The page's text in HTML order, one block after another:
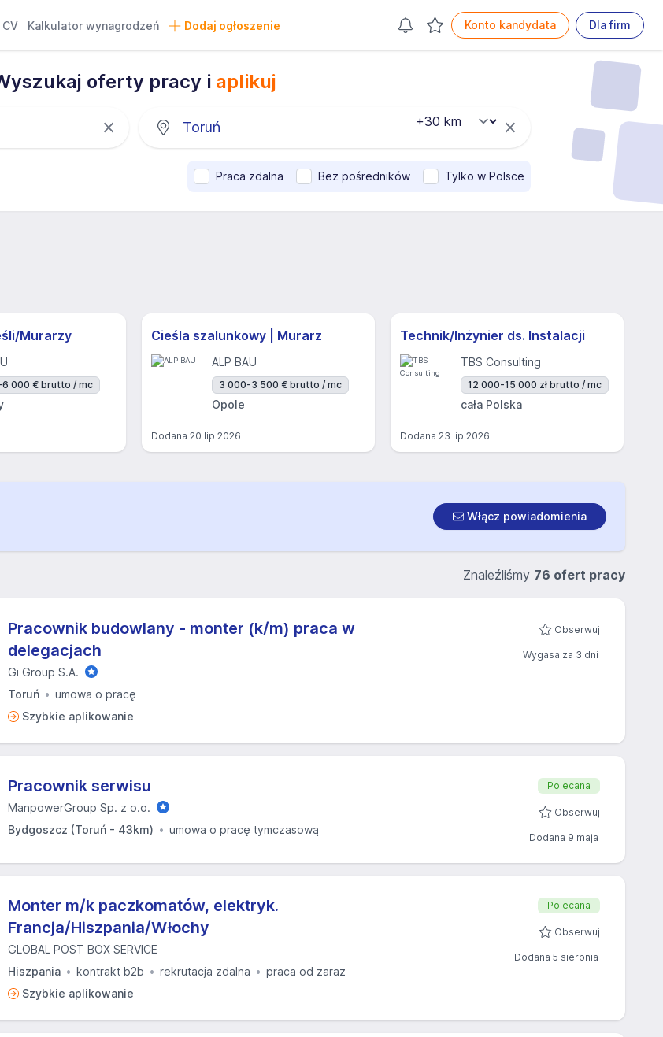
Kalkulator wynagrodzeń Dodaj ogłoszenie Konto kandydata Dla firm
oferty pracy i aplikuj
Praca zdalna Bez pośredników Tylko w Polsce
Murarzy
000 € brutto / mc
Cieśla szalunkowy | Murarz
ALP BAU
3 000-3 500 € brutto / mc
Opole
Dodana 20 lip 2026
Technik/Inżynier ds. Instalacji
TBS Consulting
12 000-15 000 zł brutto / mc
cała Polska
Dodana 23 lip 2026
Włącz powiadomienia
Znaleźliśmy 76 ofert pracy
Pracownik budowlany - monter (k/m) praca w
delegacjach
Gi Group S.A.
Toruń
umowa o pracę
Szybkie aplikowanie
Obserwuj
Wygasa za 3 dni
Pracownik serwisu
ManpowerGroup Sp. z o.o.
Bydgoszcz (Toruń - 43km)
umowa o pracę tymczasową
Polecana
Obserwuj
Dodana 9 maja
Monter m/k paczkomatów, elektryk.
Francja/Hiszpania/Włochy
GLOBAL POST BOX SERVICE
Hiszpania
kontrakt b2b rekrutacja zdalna
praca od zaraz
Szybkie aplikowanie
Polecana
Obserwuj
Dodana 5 sierpnia